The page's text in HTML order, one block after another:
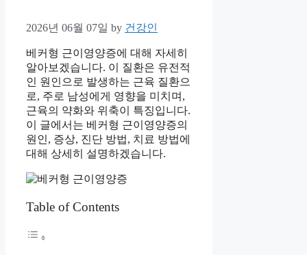
2026년 06월 07일 by 건강인
베커형 근이영양증에 대해 자세히
알아보겠습니다. 이 질환은 유전적
인 원인으로 발생하는 근육 질환으
로, 주로 남성에게 영향을 미치며,
근육의 약화와 위축이 특징입니다.
이 글에서는 베커형 근이영양증의
원인, 증상, 진단 방법, 치료 방법에
대해 상세히 설명하겠습니다.
Table of Contents